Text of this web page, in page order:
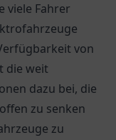
viele Fahrer
von
die weit
dazu bei, die
zu senken
zu